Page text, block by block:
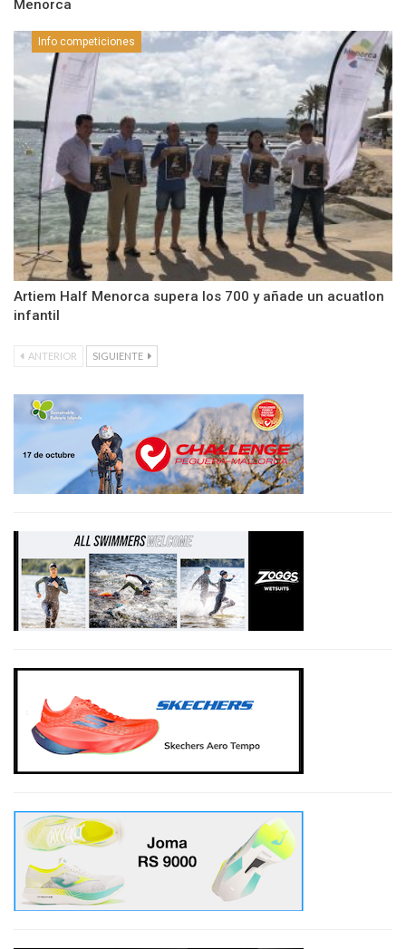
Menorca
Info competiciones
Artiem Half Menorca supera los 700 y añade un acuatlon
infantil
ANTERIOR SIGUIENTE